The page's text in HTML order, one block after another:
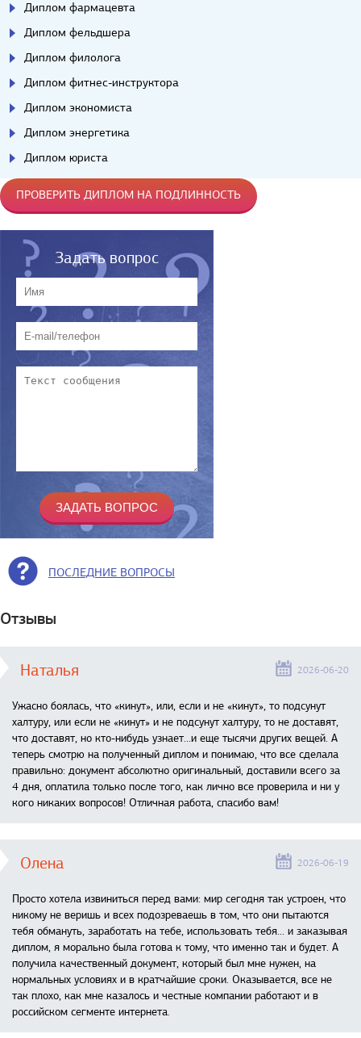
Диплом фармацевта
Диплом фельдшера
Диплом филолога
Диплом фитнес-инструктора
Диплом экономиста
Диплом энергетика
Диплом юриста
ПРОВЕРИТЬ ДИПЛОМ НА ПОДЛИННОСТЬ
Задать вопрос
ПОСЛЕДНИЕ ВОПРОСЫ
Отзывы
Наталья 2026-06-20
Ужасно боялась, что «кинут», или, если и не «кинут», то подсунут
халтуру, или если не «кинут» и не подсунут халтуру, то не доставят,
что доставят, но кто-нибудь узнает...и еще тысячи других вещей. А
теперь смотрю на полученный диплом и понимаю, что все сделала
правильно: документ абсолютно оригинальный, доставили всего за
4 дня, оплатила только после того, как лично все проверила и ни у
кого никаких вопросов! Отличная работа, спасибо вам!
Олена 2026-06-19
Просто хотела извиниться перед вами: мир сегодня так устроен, что
никому не веришь и всех подозреваешь в том, что они пытаются
тебя обмануть, заработать на тебе, использовать тебя... и заказывая
диплом, я морально была готова к тому, что именно так и будет. А
получила качественный документ, который был мне нужен, на
нормальных условиях и в кратчайшие сроки. Оказывается, все не
так плохо, как мне казалось и честные компании работают и в
российском сегменте интернета.